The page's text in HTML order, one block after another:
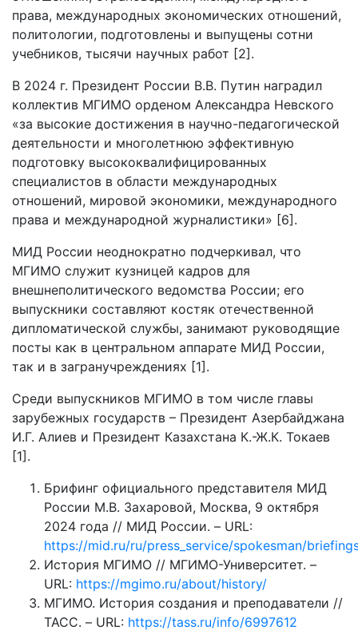
права, международных экономических отношений,
политологии, подготовлены и выпущены сотни
учебников, тысячи научных работ [2].
В 2024 г. Президент России В.В. Путин наградил
коллектив МГИМО орденом Александра Невского
«за высокие достижения в научно-педагогической
деятельности и многолетнюю эффективную
подготовку высококвалифицированных
специалистов в области международных
отношений, мировой экономики, международного
права и международной журналистики» [6].
МИД России неоднократно подчеркивал, что
МГИМО служит кузницей кадров для
внешнеполитического ведомства России; его
выпускники составляют костяк отечественной
дипломатической службы, занимают руководящие
посты как в центральном аппарате МИД России,
так и в загранучреждениях [1].
Среди выпускников МГИМО в том числе главы
зарубежных государств – Президент Азербайджана
И.Г. Алиев и Президент Казахстана К.-Ж.К. Токаев
[1].
Брифинг официального представителя МИД
России М.В. Захаровой, Москва, 9 октября
2024 года // МИД России. – URL:
https://mid.ru/ru/press_service/spokesman/
История МГИМО // МГИМО-Университет. –
URL: https://mgimo.ru/about/history/
МГИМО. История создания и преподаватели //
ТАСС. – URL: https://tass.ru/info/6997612